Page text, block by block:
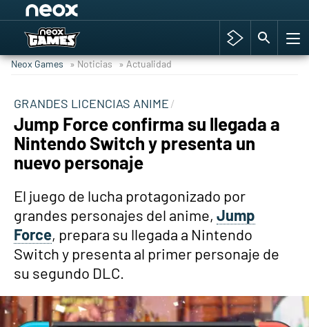
Hyrule Warriors: La Era del Cataclismo
Cyberpunk 2077
Hyrule Warriors
Asia peculiar tradición
Neox Games » Noticias » Actualidad
GRANDES LICENCIAS ANIME
Jump Force confirma su llegada a
Nintendo Switch y presenta un
nuevo personaje
El juego de lucha protagonizado por
grandes personajes del anime, Jump
Force, prepara su llegada a Nintendo
Switch y presenta al primer personaje de
su segundo DLC.